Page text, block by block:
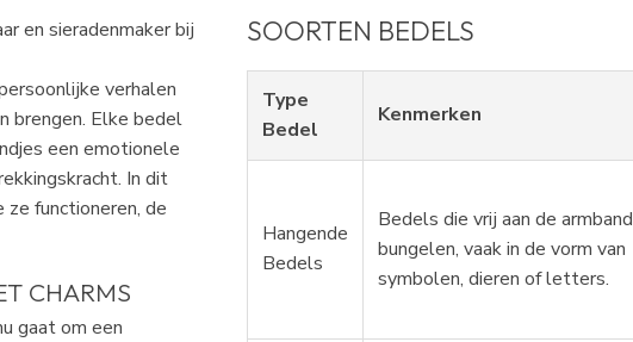
en sieradenmaker bij
verhalen
brengen. Elke bedel
een emotionele
In dit
functioneren, de
CHARMS
gaat om een
SOORTEN BEDELS
Type
Bedel
Kenmerken
Hangende
Bedels
Bedels die vrij aan de armband
bungelen, vaak in de vorm van
symbolen, dieren of letters.